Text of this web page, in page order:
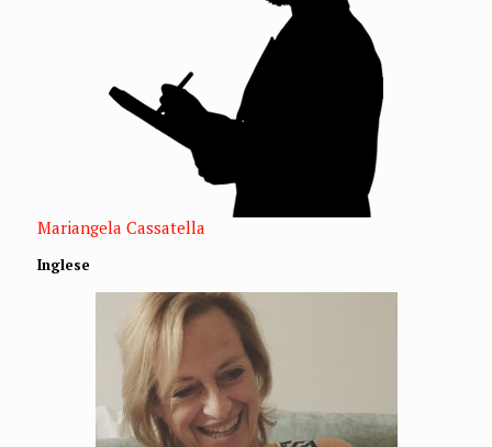
Mariangela Cassatella
Inglese